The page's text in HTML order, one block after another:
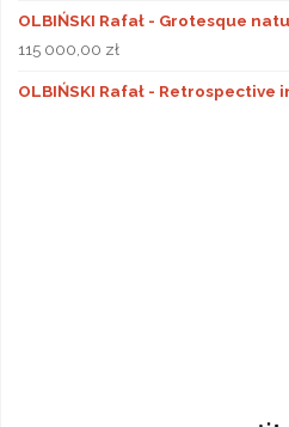
OLBIŃSKI Rafał - Grotesque
115 000,00 zł
OLBIŃSKI Rafał - Retrospective